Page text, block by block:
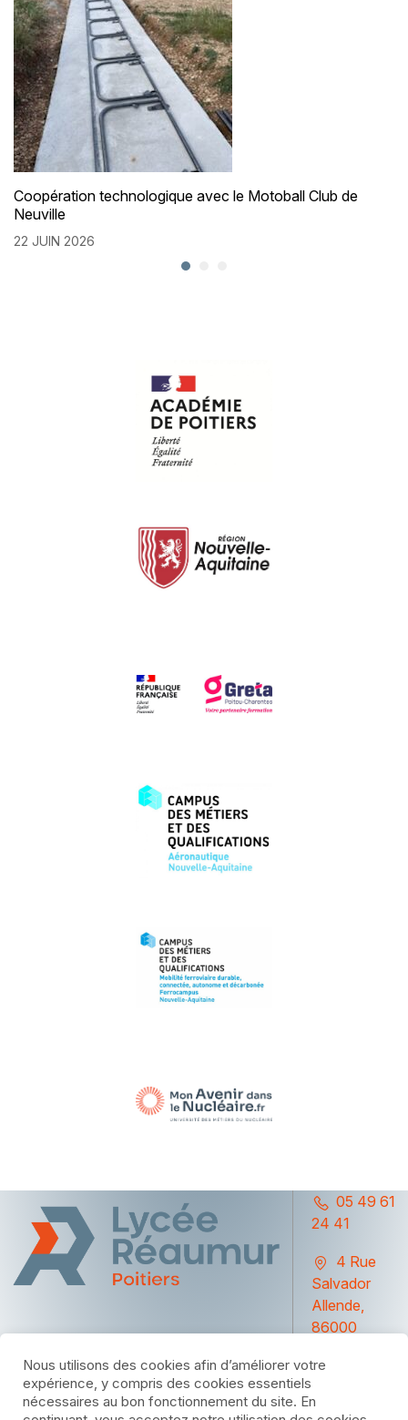
Coopération technologique avec le Motoball Club de
Neuville
22 JUIN 2026
05 49 61
24 41
4 Rue
Salvador
Allende,
86000
Nous utilisons des cookies afin d’améliorer votre
expérience, y compris des cookies essentiels
nécessaires au bon fonctionnement du site. En